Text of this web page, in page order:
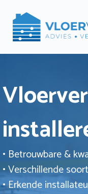
naar
• Betrouwbare &
• Verschillende
• Erkende